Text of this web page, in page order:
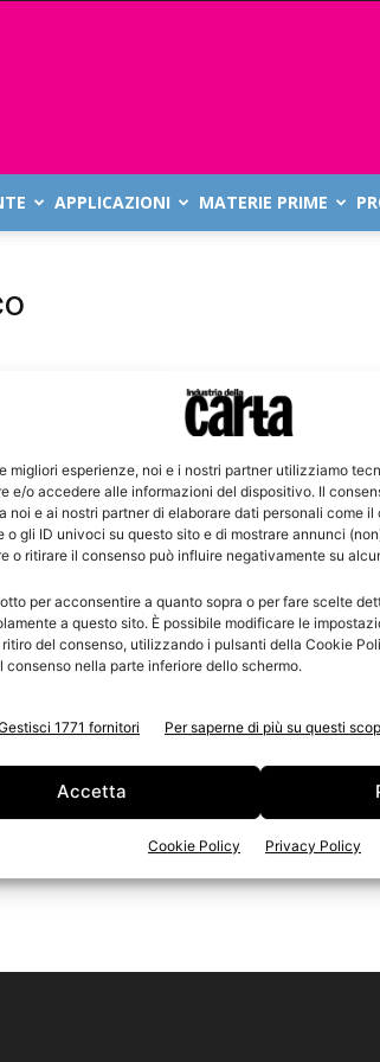
migliori esperienze, noi e i nostri partner utilizziamo
e/o accedere alle informazioni del dispositivo. Il
noi e ai nostri partner di elaborare dati personali come
o gli ID univoci su questo sito e di mostrare annunci
o ritirare il consenso può influire negativamente su
per acconsentire a quanto sopra o per fare scelte
a questo sito. È possibile modificare le
del consenso, utilizzando i pulsanti della Cookie
consenso nella parte inferiore dello schermo.
1771 fornitori Per saperne di più su questi
Accetta
Cookie Policy Privacy Policy
APPLICAZIONI MATERIE PRIME